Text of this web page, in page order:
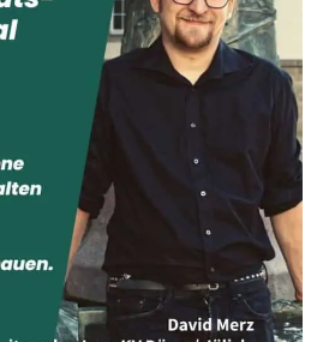
Staat
die
Lösung?
Der
Staat
ist
die